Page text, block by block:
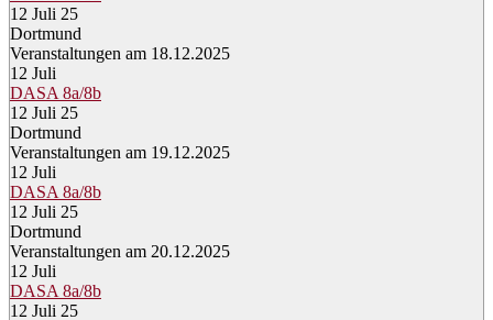
12 Juli 25
Dortmund
Veranstaltungen am 18.12.2025
12 Juli
DASA 8a/8b
12 Juli 25
Dortmund
Veranstaltungen am 19.12.2025
12 Juli
DASA 8a/8b
12 Juli 25
Dortmund
Veranstaltungen am 20.12.2025
12 Juli
DASA 8a/8b
12 Juli 25